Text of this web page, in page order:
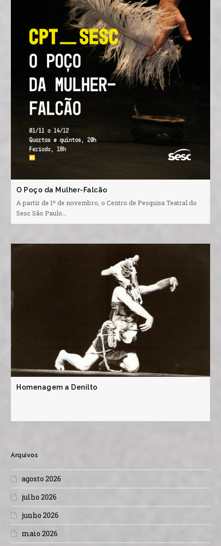
O Poço da Mulher-Falcão
A partir de 1º de novembro, o Centro de Pesquisa Teatral do
Sesc São Paulo…
Homenagem a Denilto
Arquivos
agosto 2026
julho 2026
junho 2026
maio 2026